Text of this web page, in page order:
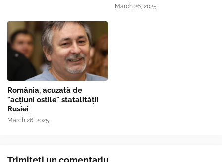
March 26, 2025
România, acuzată de
"acțiuni ostile" statalității
Rusiei
March 26, 2025
Trimiteți un comentariu